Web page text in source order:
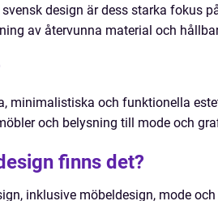
design är dess starka fokus
av återvunna material och
minimalistiska och funktionella
och belysning till mode och
finns det?
inklusive möbeldesign, mode